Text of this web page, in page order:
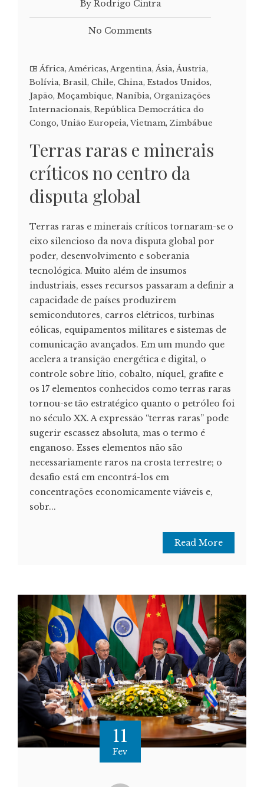
By Rodrigo Cintra
No Comments
África, Américas, Argentina, Ásia, Áustria,
Bolívia, Brasil, Chile, China, Estados Unidos,
Japão, Moçambique, Naníbia, Organizações
Internacionais, República Democrática do
Congo, União Europeia,Vietnam, Zimbábue
Terras raras e minerais
críticos no centro da
disputa global
Terras raras e minerais críticos tornaram-se o
eixo silencioso da nova disputa global por
poder, desenvolvimento e soberania
tecnológica. Muito além de insumos
industriais, esses recursos passaram a definir a
capacidade de países produzirem
semicondutores, carros elétricos, turbinas
eólicas, equipamentos militares e sistemas de
comunicação avançados. Em um mundo que
acelera a transição energética e digital, o
controle sobre lítio, cobalto, níquel, grafite e
os 17 elementos conhecidos como terras raras
tornou-se tão estratégico quanto o petróleo foi
no século XX. A expressão “terras raras” pode
sugerir escassez absoluta, mas o termo é
enganoso. Esses elementos não são
necessariamente raros na crosta terrestre; o
desafio está em encontrá-los em
concentrações economicamente viáveis e,
sobr...
Read More
11
Fev